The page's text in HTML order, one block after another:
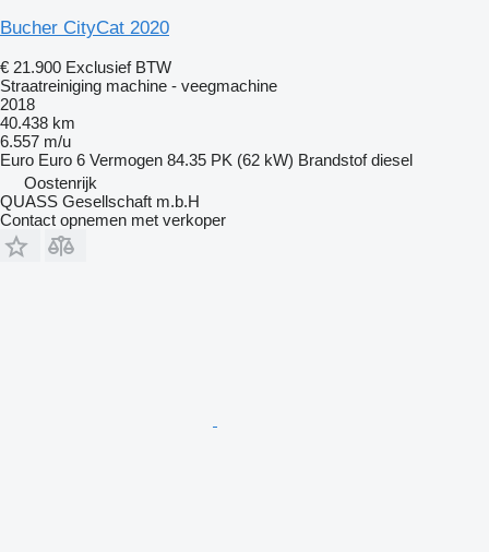
Bucher CityCat 2020
€ 21.900 Exclusief BTW
Straatreiniging machine - veegmachine
2018
40.438 km
6.557 m/u
Euro Euro 6 Vermogen 84.35 PK (62 kW) Brandstof diesel
Oostenrijk
QUASS Gesellschaft m.b.H
Contact opnemen met verkoper